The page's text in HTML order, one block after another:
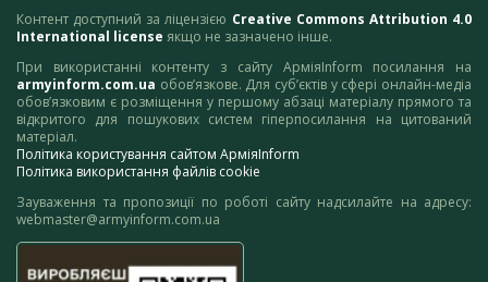
Контент доступний за ліцензією Creative Commons Attribution 4.0
International license якщо не зазначено інше.
При використанні контенту з сайту АрміяInform посилання на
armyinform.com.ua обов’язкове. Для суб’єктів у сфері онлайн-медіа
обов’язковим є розміщення у першому абзаці матеріалу прямого та
відкритого для пошукових систем гіперпосилання на цитований
матеріал.
Політика користування сайтом АрміяInform
Політика використання файлів cookie
Зауваження та пропозиції по роботі сайту надсилайте на адресу:
webmaster@armyinform.com.ua